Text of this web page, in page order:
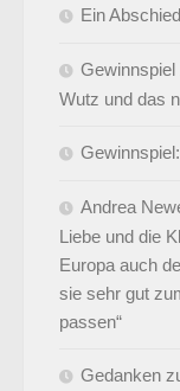
Ein
Gewinnspiel
Wutz und das
Andrea
Liebe und die
Europa auch
sie sehr gut
passen“
Gedanken